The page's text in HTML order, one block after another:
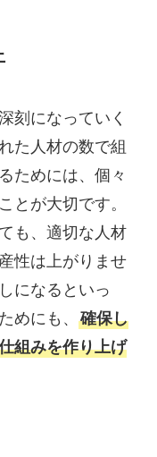
刻になっていく
た人材の数で組
ためには、個々
とが大切です。
も、適切な人材
性は上がりませ
になるといっ
めにも、 確保し
組みを作り上げ